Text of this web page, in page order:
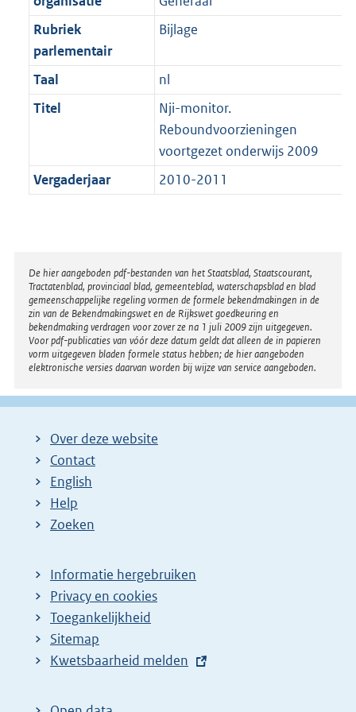
t
a
t
b K
Rubriek
parlementair
Bijlage
Taal
nl
Titel
Nji-monitor.
Reboundvoorzieningen
voortgezet onderwijs 2009
Vergaderjaar
2010-2011
Disclaimer
De hier aangeboden pdf-bestanden van het Staatsblad, Staatscourant,
Tractatenblad, provinciaal blad, gemeenteblad, waterschapsblad en blad
gemeenschappelijke regeling vormen de formele bekendmakingen in de
zin van de Bekendmakingswet en de Rijkswet goedkeuring en
bekendmaking verdragen voor zover ze na 1 juli 2009 zijn uitgegeven.
Voor pdf-publicaties van vóór deze datum geldt dat alleen de in papieren
vorm uitgegeven bladen formele status hebben; de hier aangeboden
elektronische versies daarvan worden bij wijze van service aangeboden.
Over deze website
Contact
English
Help
Zoeken
Informatie hergebruiken
Privacy en cookies
Toegankelijkheid
Sitemap
E
t
Kwetsbaarheid melden